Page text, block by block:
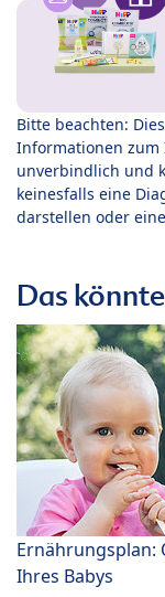
Bitte beachten:
Informationen zum
unverbindlich und
keinesfalls eine
darstellen oder
Das
Ihres Babys